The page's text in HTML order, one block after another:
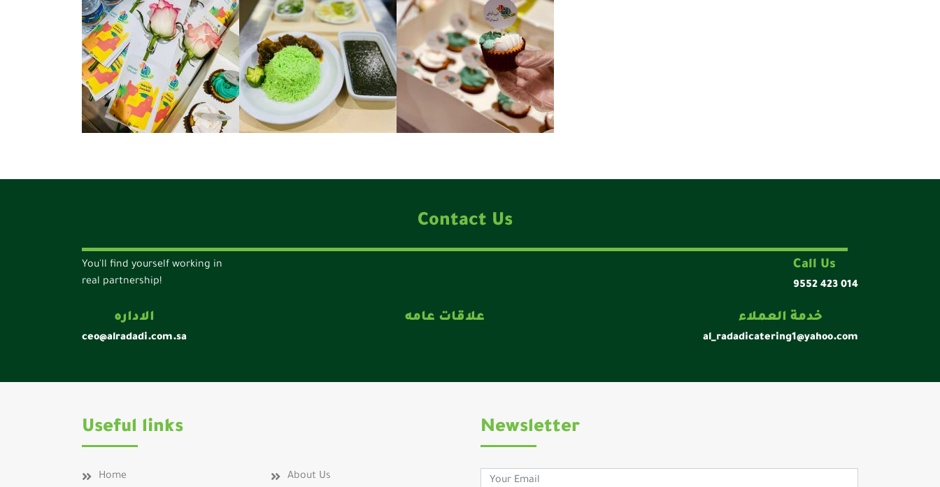
Contact Us
You'll find yourself working in
real partnership!
Call Us
9552 423 014
الاداره
ceo@alradadi.com.sa
علاقات عامه خدمة العملاء
al_radadicatering1@yahoo.com
Useful links
Home About Us
Newsletter